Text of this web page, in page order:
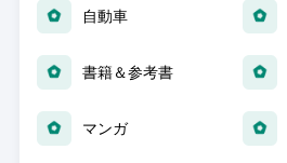
自動車
書籍＆参考書
マンガ